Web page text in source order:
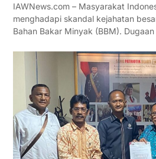
IAWNews.com – Masyarakat
menghadapi skandal kejahatan
Bahan Bakar Minyak (BBM).